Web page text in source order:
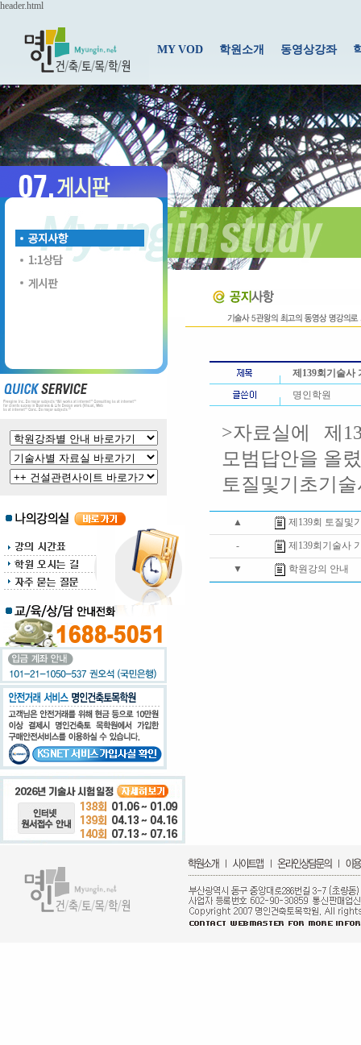
header.html
MY VOD 학원소개 동영상강좌
제139회기술사
명인학원
>자료실에 제
모범답안을 올
토질및기초기
▲ 제139회 토질및
- 제139회기술사
▼ 학원강의 안내